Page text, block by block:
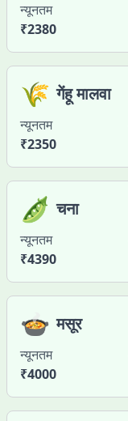
न्यूनतम
₹2380
🌾 गेंहू मालवा
न्यूनतम
₹2350
🫛 चना
न्यूनतम
₹4390
🍲 मसूर
न्यूनतम
₹4000